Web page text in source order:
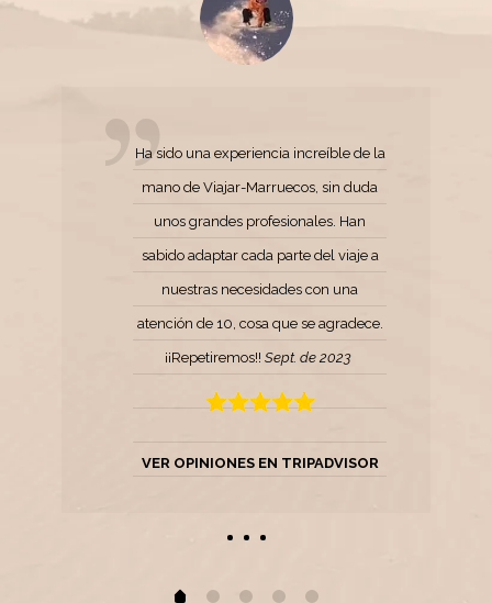
Ha sido una experiencia increíble de la
mano de Viajar-Marruecos, sin duda
unos grandes profesionales. Han
sabido adaptar cada parte del viaje a
nuestras necesidades con una
atención de 10, cosa que se agradece.
¡¡Repetiremos!! Sept. de 2023
VER OPINIONES EN TRIPADVISOR